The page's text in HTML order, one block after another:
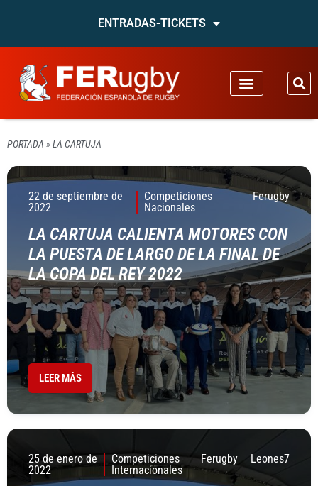
ENTRADAS-TICKETS
PORTADA » LA CARTUJA
22 de septiembre de
2022
Competiciones
Nacionales
Ferugby
LA CARTUJA CALIENTA MOTORES CON
LA PUESTA DE LARGO DE LA FINAL DE
LA COPA DEL REY 2022
LEER MÁS
25 de enero de
2022
Competiciones
Internacionales
Ferugby Leones7